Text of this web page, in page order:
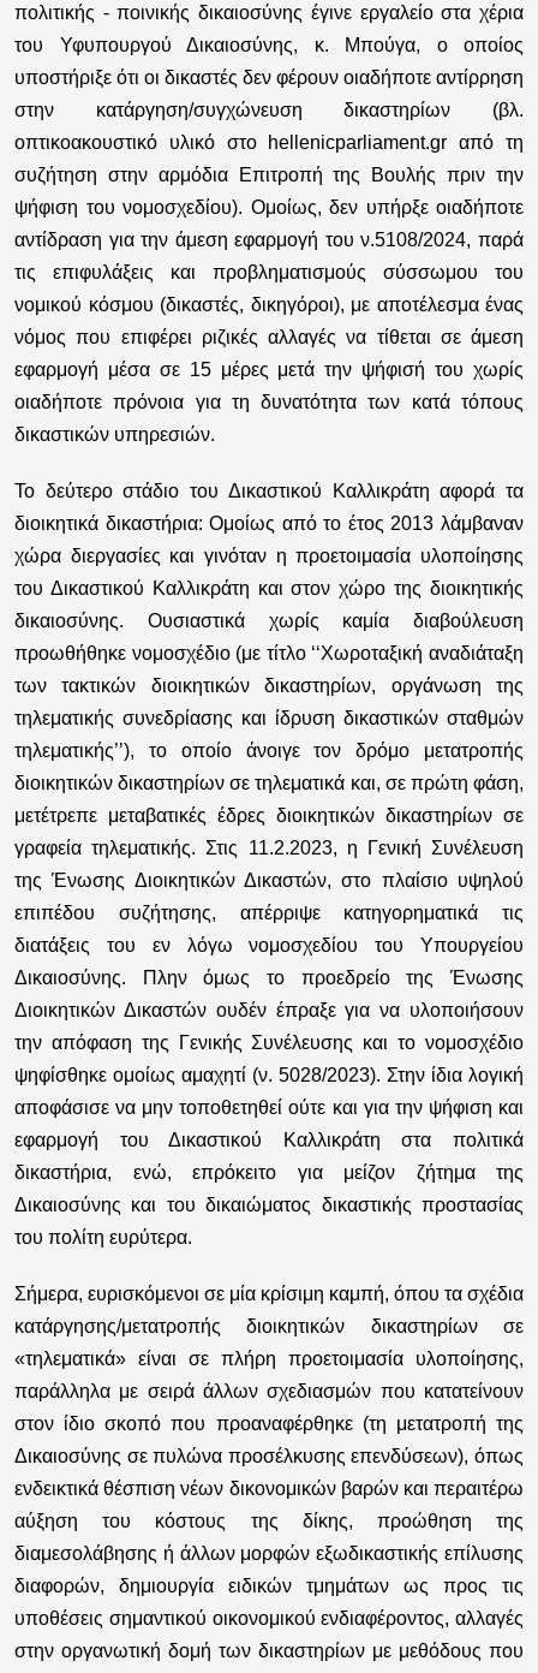
πολιτικής - ποινικής δικαιοσύνης έγινε εργαλείο στα χέρια
του Υφυπουργού Δικαιοσύνης, κ. Μπούγα, ο οποίος
υποστήριξε ότι οι δικαστές δεν φέρουν οιαδήποτε αντίρρηση
στην κατάργηση/συγχώνευση δικαστηρίων (βλ.
οπτικοακουστικό υλικό στο hellenicparliament.gr από τη
συζήτηση στην αρμόδια Επιτροπή της Βουλής πριν την
ψήφιση του νομοσχεδίου). Ομοίως, δεν υπήρξε οιαδήποτε
αντίδραση για την άμεση εφαρμογή του ν.5108/2024, παρά
τις επιφυλάξεις και προβληματισμούς σύσσωμου του
νομικού κόσμου (δικαστές, δικηγόροι), με αποτέλεσμα ένας
νόμος που επιφέρει ριζικές αλλαγές να τίθεται σε άμεση
εφαρμογή μέσα σε 15 μέρες μετά την ψήφισή του χωρίς
οιαδήποτε πρόνοια για τη δυνατότητα των κατά τόπους
δικαστικών υπηρεσιών.
Το δεύτερο στάδιο του Δικαστικού Καλλικράτη αφορά τα
διοικητικά δικαστήρια: Ομοίως από το έτος 2013 λάμβαναν
χώρα διεργασίες και γινόταν η προετοιμασία υλοποίησης
του Δικαστικού Καλλικράτη και στον χώρο της διοικητικής
δικαιοσύνης. Ουσιαστικά χωρίς καμία διαβούλευση
προωθήθηκε νομοσχέδιο (με τίτλο ‘‘Χωροταξική αναδιάταξη
των τακτικών διοικητικών δικαστηρίων, οργάνωση της
τηλεματικής συνεδρίασης και ίδρυση δικαστικών σταθμών
τηλεματικής’’), το οποίο άνοιγε τον δρόμο μετατροπής
διοικητικών δικαστηρίων σε τηλεματικά και, σε πρώτη φάση,
μετέτρεπε μεταβατικές έδρες διοικητικών δικαστηρίων σε
γραφεία τηλεματικής. Στις 11.2.2023, η Γενική Συνέλευση
της Ένωσης Διοικητικών Δικαστών, στο πλαίσιο υψηλού
επιπέδου συζήτησης, απέρριψε κατηγορηματικά τις
διατάξεις του εν λόγω νομοσχεδίου του Υπουργείου
Δικαιοσύνης. Πλην όμως το προεδρείο της Ένωσης
Διοικητικών Δικαστών ουδέν έπραξε για να υλοποιήσουν
την απόφαση της Γενικής Συνέλευσης και το νομοσχέδιο
ψηφίσθηκε ομοίως αμαχητί (ν. 5028/2023). Στην ίδια λογική
αποφάσισε να μην τοποθετηθεί ούτε και για την ψήφιση και
εφαρμογή του Δικαστικού Καλλικράτη στα πολιτικά
δικαστήρια, ενώ, επρόκειτο για μείζον ζήτημα της
Δικαιοσύνης και του δικαιώματος δικαστικής προστασίας
του πολίτη ευρύτερα.
Σήμερα, ευρισκόμενοι σε μία κρίσιμη καμπή, όπου τα σχέδια
κατάργησης/μετατροπής διοικητικών δικαστηρίων σε
«τηλεματικά» είναι σε πλήρη προετοιμασία υλοποίησης,
παράλληλα με σειρά άλλων σχεδιασμών που κατατείνουν
στον ίδιο σκοπό που προαναφέρθηκε (τη μετατροπή της
Δικαιοσύνης σε πυλώνα προσέλκυσης επενδύσεων), όπως
ενδεικτικά θέσπιση νέων δικονομικών βαρών και περαιτέρω
αύξηση του κόστους της δίκης, προώθηση της
διαμεσολάβησης ή άλλων μορφών εξωδικαστικής επίλυσης
διαφορών, δημιουργία ειδικών τμημάτων ως προς τις
υποθέσεις σημαντικού οικονομικού ενδιαφέροντος, αλλαγές
στην οργανωτική δομή των δικαστηρίων με μεθόδους που